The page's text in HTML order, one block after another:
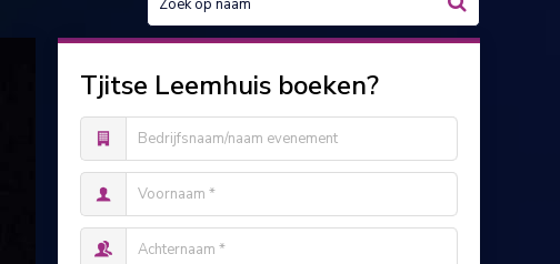
Tjitse Leemhuis boeken?